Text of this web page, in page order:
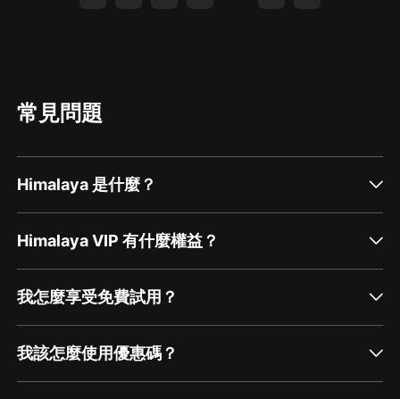
常見問題
Himalaya 是什麼？
Himalaya VIP 有什麼權益？
我怎麼享受免費試用？
我該怎麼使用優惠碼？